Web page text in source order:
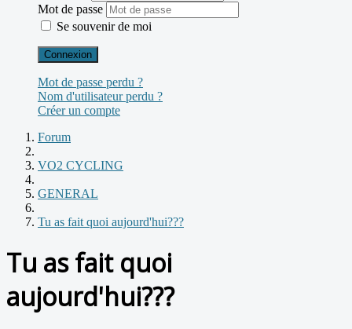
Mot de passe
Se souvenir de moi
Connexion
Mot de passe perdu ?
Nom d'utilisateur perdu ?
Créer un compte
Forum
VO2 CYCLING
GENERAL
Tu as fait quoi aujourd'hui???
Tu as fait quoi
aujourd'hui???